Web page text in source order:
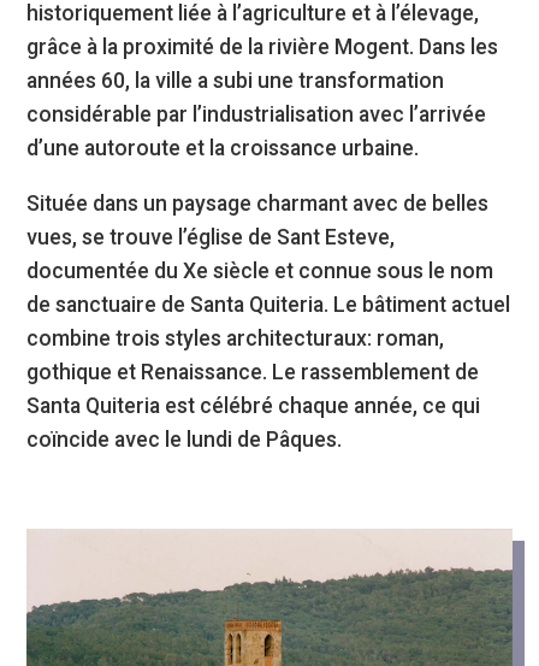
historiquement liée à l’agriculture et à l’élevage,
grâce à la proximité de la rivière Mogent. Dans les
années 60, la ville a subi une transformation
considérable par l’industrialisation avec l’arrivée
d’une autoroute et la croissance urbaine.
Située dans un paysage charmant avec de belles
vues, se trouve l’église de Sant Esteve,
documentée du Xe siècle et connue sous le nom
de sanctuaire de Santa Quiteria. Le bâtiment actuel
combine trois styles architecturaux: roman,
gothique et Renaissance. Le rassemblement de
Santa Quiteria est célébré chaque année, ce qui
coïncide avec le lundi de Pâques.